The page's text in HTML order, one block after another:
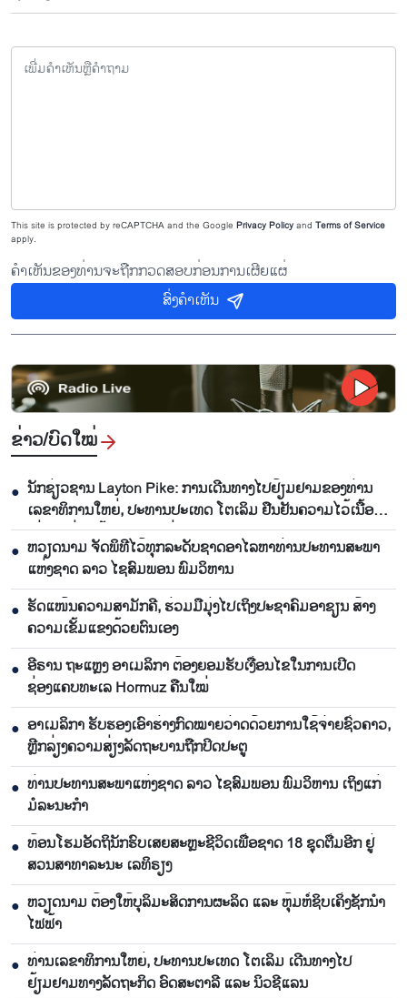
This site is protected by reCAPTCHA and the Google Privacy Policyand Terms of Service
apply.
ຄຳເຫັນຂອງທ່ານຈະຖືກກວດສອບກ່ອນການເຜີຍແຜ່
ສົ່ງຄຳເຫັນ
ຂ່າວ/ບົດ​ໃໝ່
● ນັກຊ່ຽວຊານ Layton Pike: ການເດີນທາງໄປຢ້ຽມຢາມຂອງທ່ານ
ເລຂາທິການໃຫຍ່, ປະທານປະເທດ ໂຕເລິມ ຢືນຢັນຄວາມໄວ້ເນື້ອ
ເຊື່ອໃຈທີ່ນັບມື້ນັບສູງລະຫວ່າງ ຫວຽດນາມ ແລະ ອົດສະຕາລີ
● ຫວຽດນາມ ຈັດພິທີໄວ້ທຸກລະດັບຊາດອາໄລຫາທ່ານປະທານສະພາ
ແຫ່ງຊາດ ລາວ ໄຊສົມພອນ ພົມວິຫານ
● ຮັດແໜ້ນຄວາມສາມັກຄີ, ຮ່ວມມືມຸ່ງໄປເຖິງປະຊາຄົມອາຊຽນ ສ້າງ
ຄວາມເຂັ້ມແຂງດ້ວຍຕົນເອງ
● ອີຣານ ຖະແຫຼງ ອາເມລິກາ ຕ້ອງຍອມຮັບເງື່ອນໄຂໃນການເປີດ
ຊ່ອງແຄບທະເລ Hormuz ຄືນໃໝ່
● ອາເມລິກາ ຮັບຮອງເອົາຮ່າງກົດໝາຍວ່າດດ້ວຍການໃຊ້ຈ່າຍຊົ່ວຄາວ,
ຫຼີກລ່ຽງຄວາມສ່ຽງລັດຖະບານຖືກປິດປະຕູ
● ທ່ານປະທານສະພາແຫ່ງຊາດ ລາວ ໄຊສົມພອນ ພົມວິຫານ ເຖິງແກ່
ມໍລະນະກຳ
● ທ້ອນໂຮມອັດຖິນັກຮົບເສຍສະຫຼະຊີວິດເພື່ອຊາດ 18 ຊຸດຕື່ມອີກ ຢູ່
ສວນສາທາລະນະ ເລທິຣຽງ
● ຫວຽດນາມ ຕ້ອງໃຫ້ບຸລິມະສິດການຜະລິດ ແລະ ຫຸ້ມຫໍ່ຊິບເຄິ່ງຊັກນຳ
ໄຟຟ້າ
● ທ່ານເລຂາທິການໃຫຍ່, ປະທານປະເທດ ໂຕເລິມ ເດີນທາງໄປ
ຢ້ຽມຢາມທາງລັດຖະກິດ ອົດສະຕາລີ ແລະ ນິວຊີແລນ